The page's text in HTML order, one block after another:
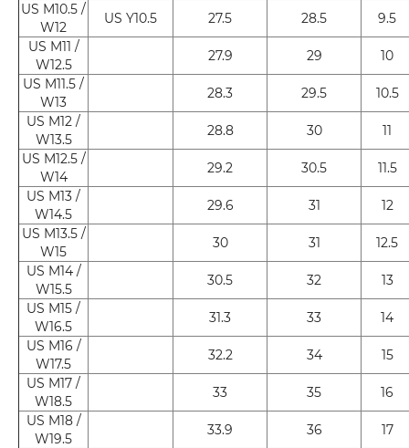
US M10.5 /
W12
US Y10.5 27.5 28.5
9.5
US M11 /
W12.5
27.9 29
10
US M11.5 /
W13
28.3 29.5
10.5
US M12 /
W13.5
28.8 30
11
US M12.5 /
W14
29.2 30.5
11.5
US M13 /
W14.5
29.6 31
12
US M13.5 /
W15
30 31
12.5
US M14 /
W15.5
30.5 32
13
US M15 /
W16.5
31.3 33
14
US M16 /
W17.5
32.2 34
15
US M17 /
W18.5
33 35
16
US M18 /
W19.5
33.9 36 17